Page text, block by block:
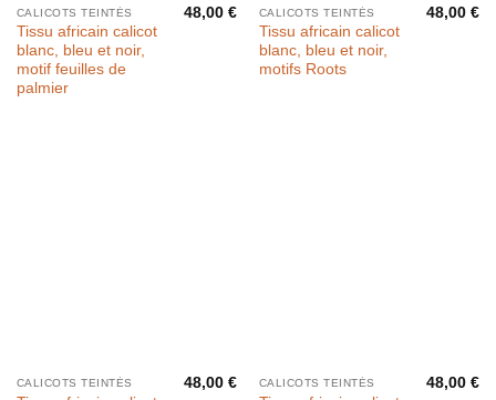
CALICOTS TEINTÉS
Tissu africain calicot
blanc, bleu et noir,
motif feuilles de
palmier
48,00€ CALICOTS TEINTÉS
Tissu africain calicot
blanc, bleu et noir,
motifs Roots
48,00€
CALICOTS TEINTÉS 48,00€ CALICOTS TEINTÉS 48,00€